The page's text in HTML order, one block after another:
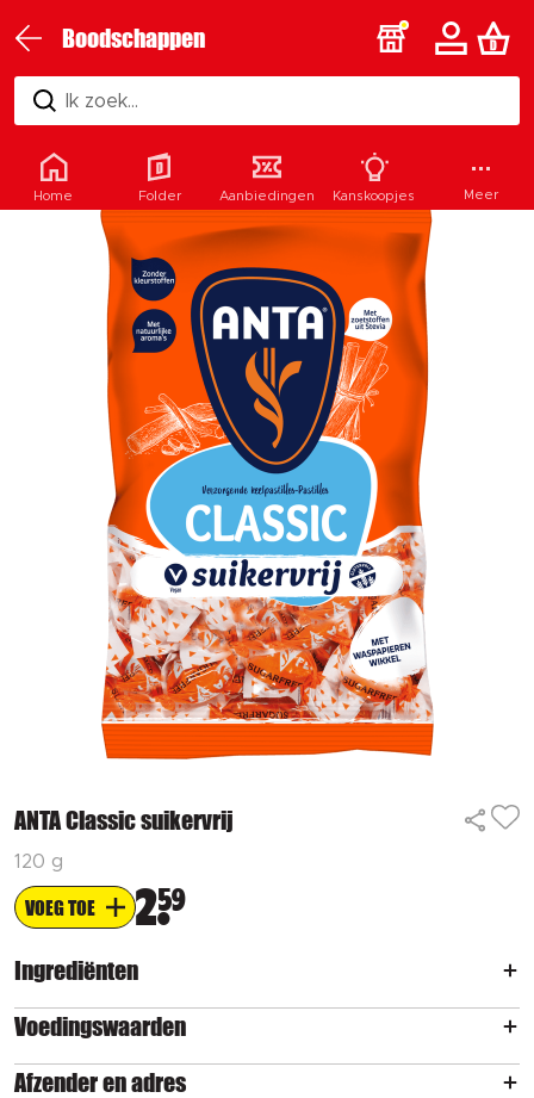
Boodschappen
Ik zoek...
ANTA Classic suikervrij
120 g
VOEG TOE 259
Ingrediënten
Voedingswaarden
Afzender en adres
Home Folder Aanbiedingen Kanskoopjes Meer